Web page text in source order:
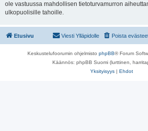
ole vastuussa mahdollisen tietoturvamurron
ulkopuolisille tahoille.
Etusivu Poista
Viesti Ylläpidolle
Keskustelufoorumin ohjelmisto phpBB® Forum
Käännös: phpBB Suomi (lurttinen,
Yksityisyys | Ehdot